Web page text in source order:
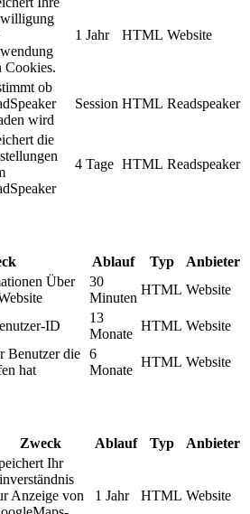
Cookies.
1 Jahr HTML Website
ob
wird
Session HTML Readspeaker
die
4 Tage HTML Readspeaker
Ablauf Typ
Anbieter
Über
30
Minuten
HTML Website
ID
13
Monate
HTML Website
Benutzer die
hat
6
Monate
HTML Website
Zweck Ablauf Typ Anbieter
Ihr
Anzeige von
1 Jahr HTML Website